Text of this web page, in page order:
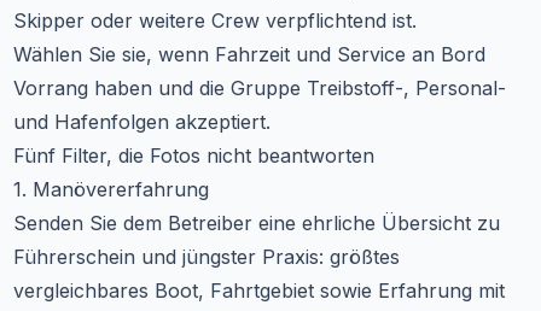
Skipper oder weitere Crew verpflichtend ist.
Wählen Sie sie, wenn Fahrzeit und Service an Bord
Vorrang haben und die Gruppe Treibstoff-, Personal-
und Hafenfolgen akzeptiert.
Fünf Filter, die Fotos nicht beantworten
1. Manövererfahrung
Senden Sie dem Betreiber eine ehrliche Übersicht zu
Führerschein und jüngster Praxis: größtes
vergleichbares Boot, Fahrtgebiet sowie Erfahrung mit